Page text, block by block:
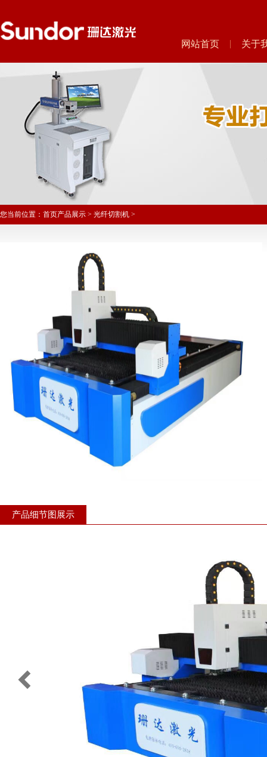
网站首页 关于
您当前位置： 首页产品展示 > 光纤切割机 >
产品细节图展示